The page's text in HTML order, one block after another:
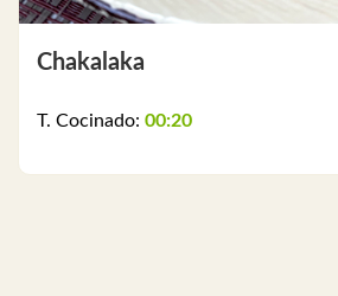
Chakalaka
T. Cocinado: 00:20